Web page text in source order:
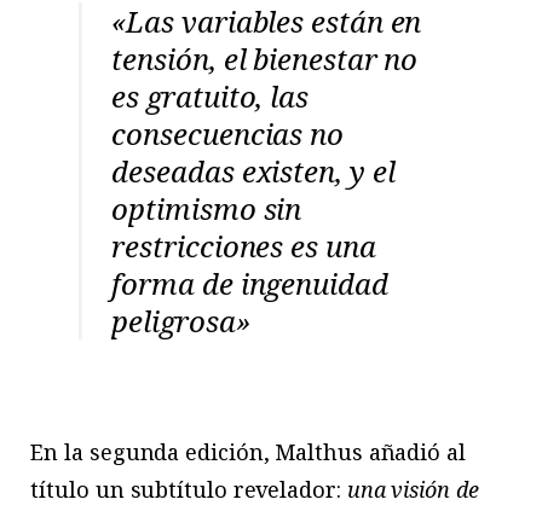
«Las variables están en
tensión, el bienestar no
es gratuito, las
consecuencias no
deseadas existen, y el
optimismo sin
restricciones es una
forma de ingenuidad
peligrosa»
En la segunda edición, Malthus añadió al
título un subtítulo revelador: una visión de